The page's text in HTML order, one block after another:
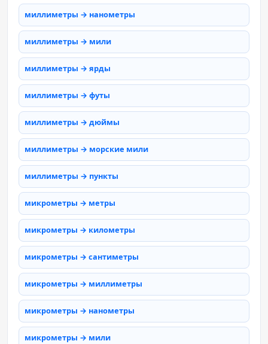
миллиметры → нанометры
миллиметры → мили
миллиметры → ярды
миллиметры → футы
миллиметры → дюймы
миллиметры → морские мили
миллиметры → пункты
микрометры → метры
микрометры → километры
микрометры → сантиметры
микрометры → миллиметры
микрометры → нанометры
микрометры → мили